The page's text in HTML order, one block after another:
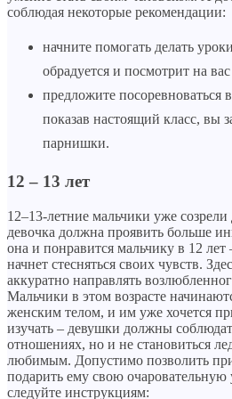
соблюдая некоторые рекомендации:
начните помогать делать
обрадуется и посмотрит на
предложите посоревноваться
показав настоящий класс, вы
парнишки.
12 – 13 лет
12–13-летние мальчики уже
девочка должна проявить больше
она и понравится мальчику в 12 лет
начнет стесняться своих чувств.
аккуратно направлять
Мальчики в этом возрасте
женским телом, и им уже хочется
изучать – девушки должны
отношениях, но и не становиться
любимым. Допустимо позволить
подарить ему свою очаровательную
следуйте инструкциям: